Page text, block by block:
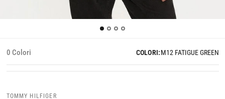
0 Colori COLORI:M12 FATIGUE GREEN
TOMMY HILFIGER